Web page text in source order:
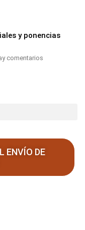
y ponencias
comentarios
ENVÍO DE